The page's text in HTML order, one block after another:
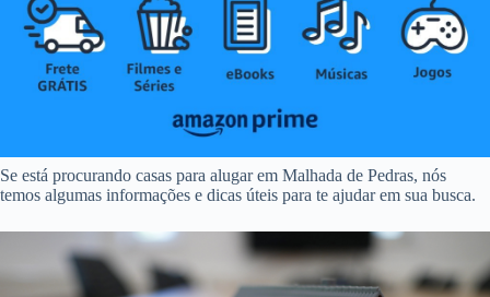
Se está procurando casas para alugar em Malhada de Pedras, nós
temos algumas informações e dicas úteis para te ajudar em sua busca.